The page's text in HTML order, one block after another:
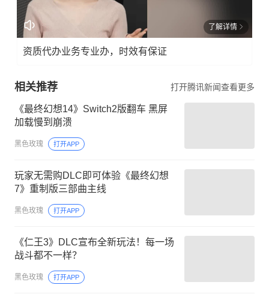
了解详情
资质代办业务专业办，时效有保证
相关推荐 打开腾讯新闻查看更多
《最终幻想14》Switch2版翻车 黑屏
加载慢到崩溃
黑色玫瑰 打开APP
玩家无需购DLC即可体验《最终幻想
7》重制版三部曲主线
黑色玫瑰 打开APP
《仁王3》DLC宣布全新玩法！每一场
战斗都不一样？
黑色玫瑰 打开APP